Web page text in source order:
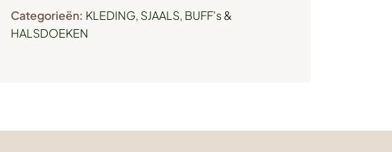
Categorieën: KLEDING, SJAALS, BUFF's &
HALSDOEKEN